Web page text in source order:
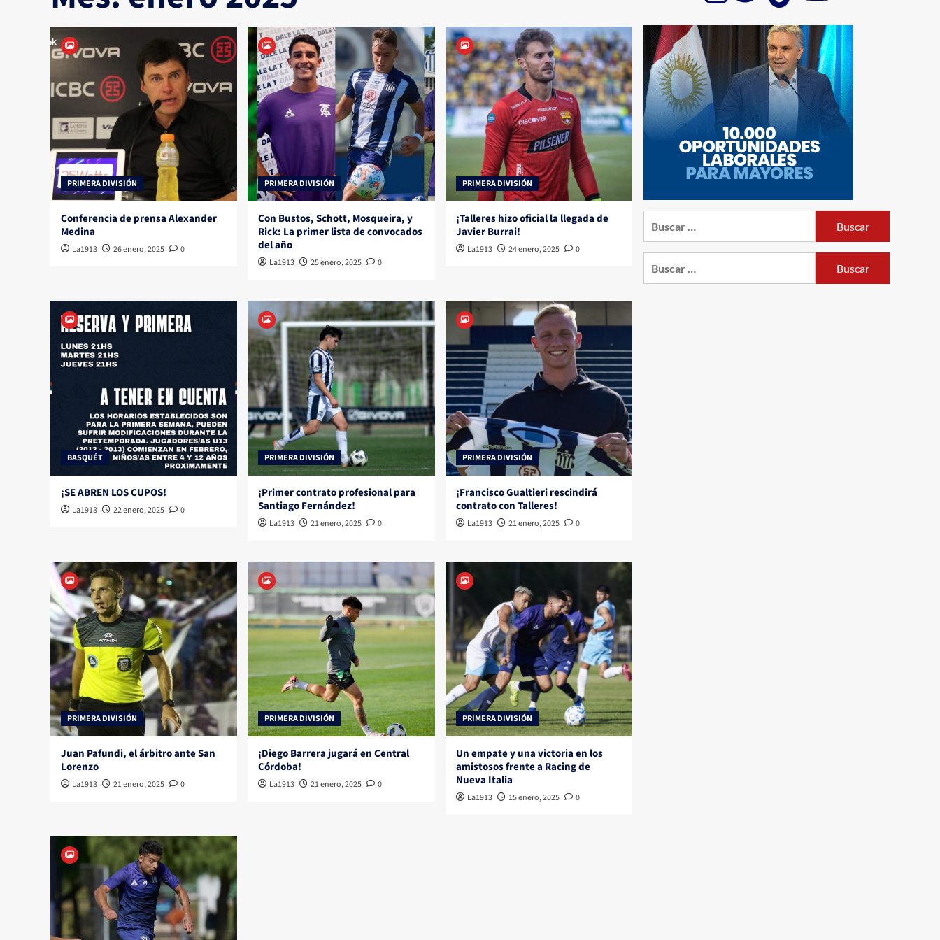
PRIMERA DIVISIÓN
Conferencia de prensa Alexander
Medina
La1913 26 enero, 2025 0
PRIMERA DIVISIÓN
Con Bustos, Schott, Mosqueira, y
Rick: La primer lista de convocados
del año
La1913 25 enero, 2025 0
PRIMERA DIVISIÓN
¡Talleres hizo oficial la llegada de
Javier Burrai!
La1913 24 enero, 2025 0
BASQUÉT
¡SE ABREN LOS CUPOS!
La1913 22 enero, 2025 0
PRIMERA DIVISIÓN
¡Primer contrato profesional para
Santiago Fernández!
La1913 21 enero, 2025 0
PRIMERA DIVISIÓN
¡Francisco Gualtieri rescindirá
contrato con Talleres!
La1913 21 enero, 2025 0
PRIMERA DIVISIÓN
Juan Pafundi, el árbitro ante San
Lorenzo
La1913 21 enero, 2025 0
PRIMERA DIVISIÓN
¡Diego Barrera jugará en Central
Córdoba!
La1913 21 enero, 2025 0
PRIMERA DIVISIÓN
Un empate y una victoria en los
amistosos frente a Racing de
Nueva Italia
La1913 15 enero, 2025 0